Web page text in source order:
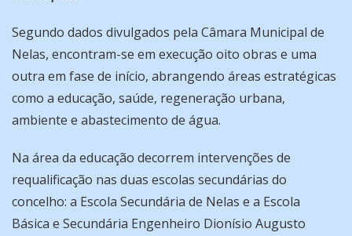
Segundo dados divulgados pela Câmara Municipal de
Nelas, encontram-se em execução oito obras e uma
outra em fase de início, abrangendo áreas estratégicas
como a educação, saúde, regeneração urbana,
ambiente e abastecimento de água.
Na área da educação decorrem intervenções de
requalificação nas duas escolas secundárias do
concelho: a Escola Secundária de Nelas e a Escola
Básica e Secundária Engenheiro Dionísio Augusto